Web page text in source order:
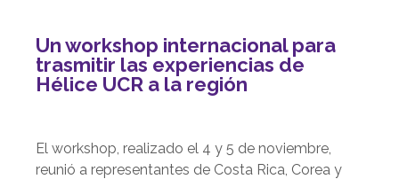
Un workshop internacional para
trasmitir las experiencias de
Hélice UCR a la región
El workshop, realizado el 4 y 5 de noviembre,
reunió a representantes de Costa Rica, Corea y